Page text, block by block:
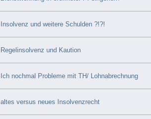
Insolvenz und weitere Schulden ?!?!
Regelinsolvenz und Kaution
Ich nochmal Probleme mit TH/ Lohnabrechnung
altes versus neues Insolvenzrecht